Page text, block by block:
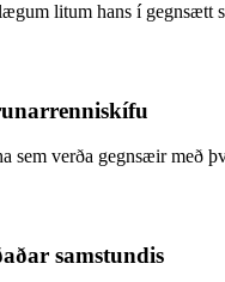
litum hans í gegnsætt
sem verða gegnsæir með
samstundis